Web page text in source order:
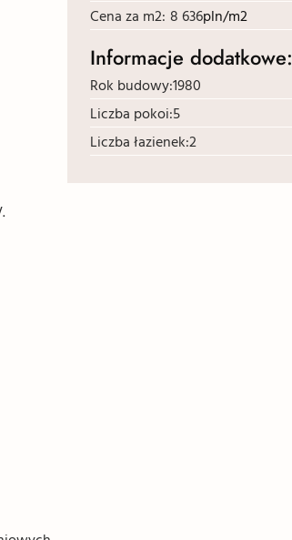
Cena za m2: 8 636pln/m2
Informacje dodatkowe:
Rok budowy:1980
Liczba pokoi:5
Liczba łazienek:2